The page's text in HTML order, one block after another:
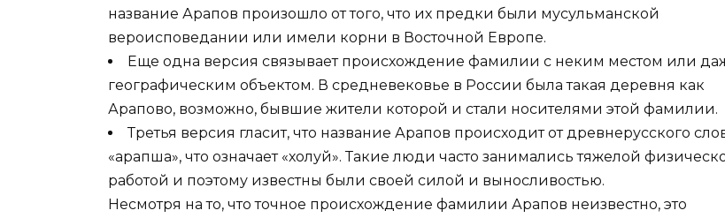
название Арапов произошло от того, что их предки были мусульманской
вероисповедании или имели корни в Восточной Европе.
Еще одна версия связывает происхождение фамилии с неким местом или
географическим объектом. В средневековье в России была такая деревня как
Арапово, возможно, бывшие жители которой и стали носителями этой фамилии.
Третья версия гласит, что название Арапов происходит от древнерусского
«арапша», что означает «холуй». Такие люди часто занимались тяжелой
работой и поэтому известны были своей силой и выносливостью.
Несмотря на то, что точное происхождение фамилии Арапов неизвестно, это